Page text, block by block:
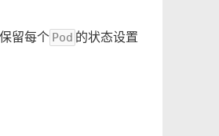
留每个 Pod 的状态设置